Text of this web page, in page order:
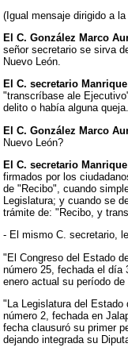
(Igual mensaje dirigido a
El C. González Marco
señor secretario se sirva
Nuevo León.
El C. secretario
"transcríbase ale
delito o había alguna queja.
El C. González Marco
Nuevo León?
El C. secretario
firmados por los
de "Recibo", cuando
Legislatura; y cuando se
trámite de: "Recibo, y
- El mismo C. secretario,
"El Congreso del Estado
número 25, fechada el día
enero actual su período
"La Legislatura del Estado
número 2, fechada en
fecha clausuró su primer
dejando integrada su